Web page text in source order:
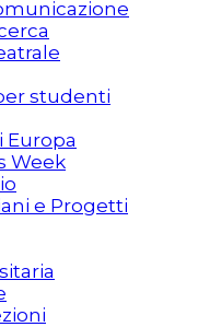
studenti
Europa
Week
e Progetti